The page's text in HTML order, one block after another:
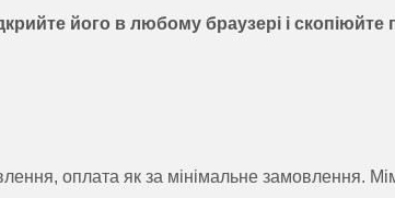
його в любому браузері і
оплата як за мінімальне замовлення.